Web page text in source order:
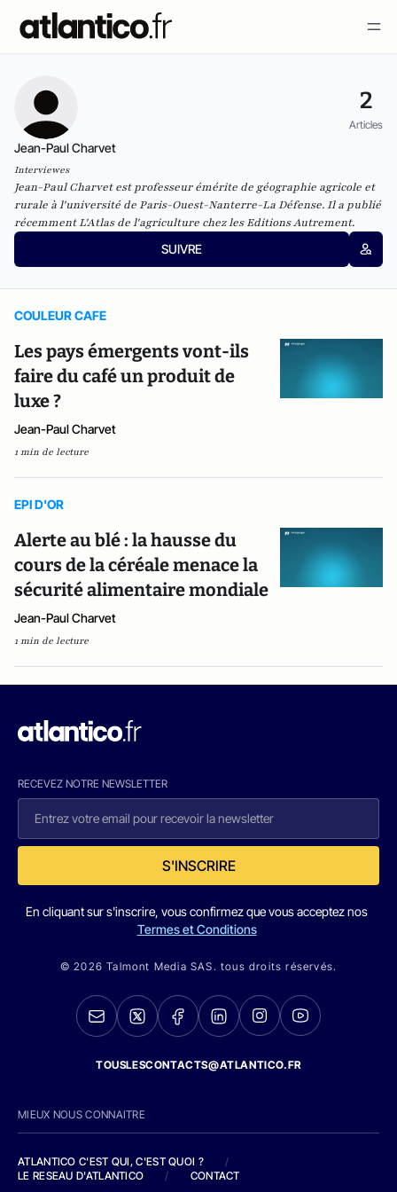
2
Articles
Jean-Paul Charvet
Interviewes
Jean-Paul Charvet est professeur émérite de géographie agricole et
rurale à l'université de Paris-Ouest-Nanterre-La Défense. Il a publié
récemmentL'Atlas de l'agriculture chez les Editions Autrement.
SUIVRE
COULEUR CAFE
Les pays émergents vont-ils
faire du café un produit de
luxe ?
Jean-Paul Charvet
1 min de lecture
EPI D'OR
Alerte au blé : la hausse du
cours de la céréale menace la
sécurité alimentaire mondiale
Jean-Paul Charvet
1 min de lecture
RECEVEZ NOTRE NEWSLETTER
S'INSCRIRE
En cliquant sur s'inscrire, vous confirmez que vous acceptez nos
Termes et Conditions
© 2026 Talmont Media SAS. tous droits réservés.
TOUSLESCONTACTS@ATLANTICO.FR
MIEUX NOUS CONNAITRE
ATLANTICO C'EST QUI, C'EST QUOI ?
/
LE RESEAU D'ATLANTICO
/ CONTACT